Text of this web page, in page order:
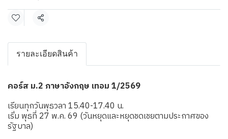
แชร์
รายละเอียดสินค้า
คอร์ส ม.2 ภาษาอังกฤษ เทอม 1/2569
เรียนทุกวันพุธวลา 15.40-17.40 น.
เริ่ม พุธที่ 27 พ.ค. 69 (วันหยุดและหยุดชดเชยตามประกาศของ
รัฐบาล)